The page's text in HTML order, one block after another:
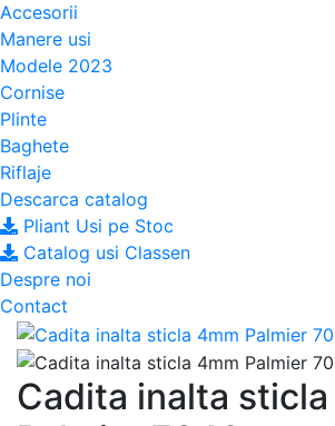
Accesorii
Manere usi
Modele 2023
Cornise
Plinte
Baghete
Riflaje
Descarca catalog
Pliant Usi pe Stoc
Catalog usi Classen
Despre noi
Contact
Cadita inalta